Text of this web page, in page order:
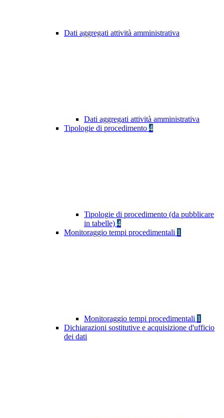
Dati aggregati attività amministrativa
Dati aggregati attività amministrativa
Tipologie di procedimento 4
Tipologie di procedimento (da pubblicare
in tabelle) 4
Monitoraggio tempi procedimentali 1
Monitoraggio tempi procedimentali 1
Dichiarazioni sostitutive e acquisizione d'ufficio
dei dati